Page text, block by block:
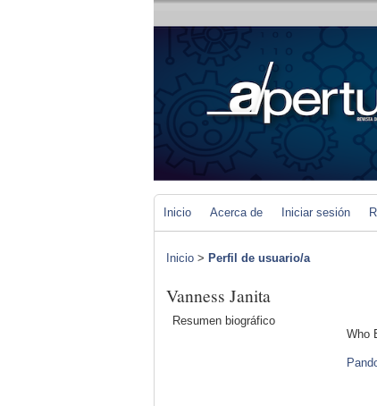
Inicio Acerca de Iniciar sesión
Inicio > Perfil de usuario/a
Vanness Janita
Resumen biográfico
Who